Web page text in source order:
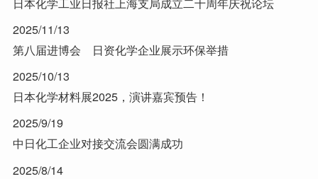
2025/11/13
第八届进博会 日资化学企业展示环保举措
2025/10/13
日本化学材料展2025，演讲嘉宾预告！
2025/9/19
中日化工企业对接交流会圆满成功
2025/8/14